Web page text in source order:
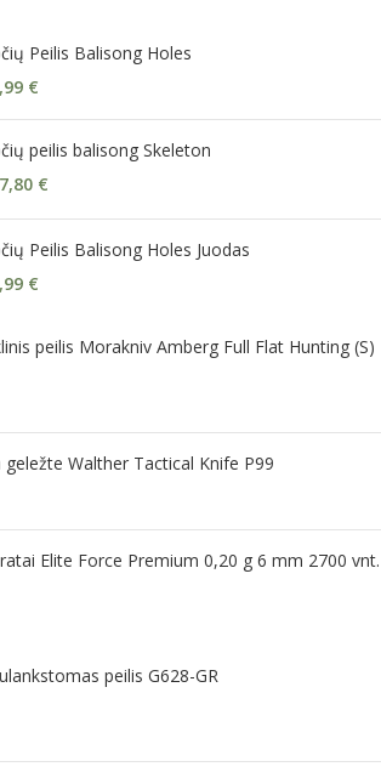
Peilis Balisong Holes
€
peilis balisong Skeleton
€
Peilis Balisong Holes Juodas
€
peilis Morakniv Amberg Full Flat Hunting (S)
geležte Walther Tactical Knife P99
Elite Force Premium 0,20 g 6 mm 2700 vnt.
peilis G628-GR